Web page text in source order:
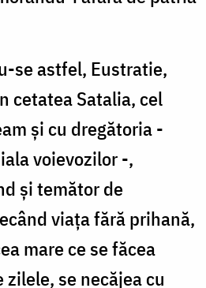
se astfel, Eustratie,
cetatea Satalia, cel
şi cu dregătoria -
voievozilor -,
şi temător de
viaţa fără prihană,
mare ce se făcea
se necăjea cu